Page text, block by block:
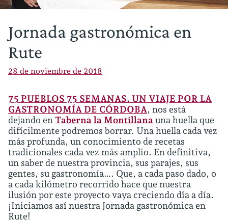
Jornada gastronómica en
Rute
28 de noviembre de 2018
75 PUEBLOS 75 SEMANAS. UN VIAJE POR LA
GASTRONOMÍA DE CÓRDOBA, nos está
dejando en Taberna la Montillana una huella que
difícilmente podremos borrar. Una huella cada vez
más profunda, un conocimiento de recetas
tradicionales cada vez más amplio. En definitiva,
un saber de nuestra provincia, sus parajes, sus
gentes, su gastronomía…. Que, a cada paso dado, o
a cada kilómetro recorrido hace que nuestra
ilusión por este proyecto vaya creciendo día a día.
¡Iniciamos así nuestra Jornada gastronómica en
Rute!